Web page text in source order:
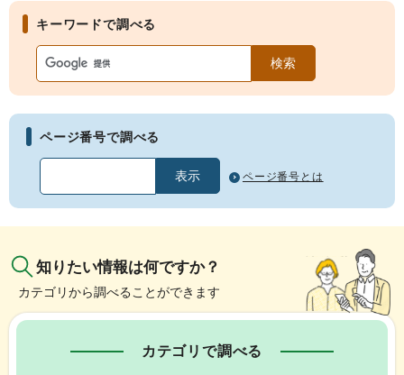
キーワードで調べる
ページ番号で調べる
ページ番号とは
知りたい情報は何ですか？
カテゴリから調べることができます
カテゴリで調べる